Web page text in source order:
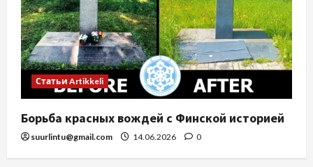
Статьи Artikkeli
Борьба красных вождей с Финской историей
suurlintu@gmail.com 14.06.2026 0